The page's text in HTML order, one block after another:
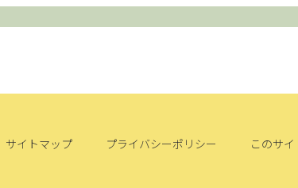
サイトマップ プライバシーポリシー このサ